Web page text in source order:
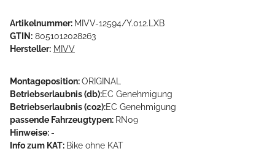
Artikelnummer: MIVV-12594/Y.012.LXB
GTIN: 8051012028263
Hersteller: MIVV
Montageposition:ORIGINAL
Betriebserlaubnis (db):EC Genehmigung
Betriebserlaubnis (co2):EC Genehmigung
passende Fahrzeugtypen: RN09
Hinweise: -
Info zum KAT: Bike ohne KAT